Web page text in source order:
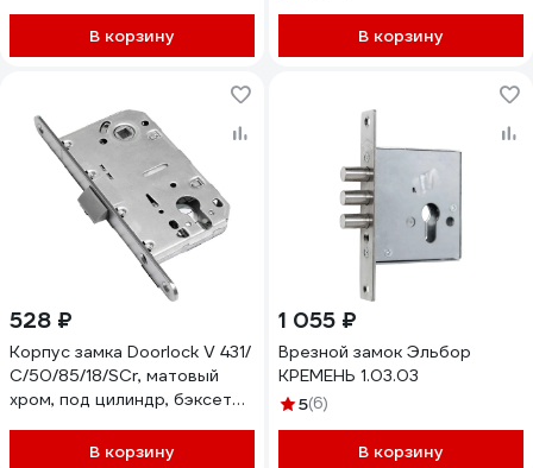
В корзину В корзину
528 ₽
Корпус замка Doorlock V 431/
С/50/85/18/SCr, матовый
хром, под цилиндр, бэксет
расстояние 85 мм,
В корзину
1 055 ₽
Врезной замок Эльбор
КРЕМЕНЬ 1.03.03
5(6)
В корзину